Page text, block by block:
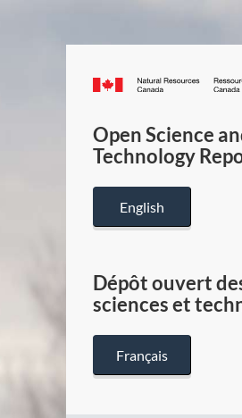
Canada.ca
Open Science
Technology
English
Dépôt ouvert
sciences et
Français